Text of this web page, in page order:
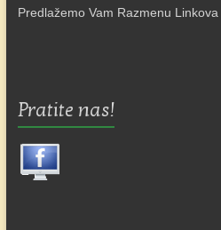
Predlažemo Vam Razmenu Linkova
Pratite nas!